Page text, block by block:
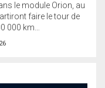
le module Orion, au
faire le tour de
000 km…